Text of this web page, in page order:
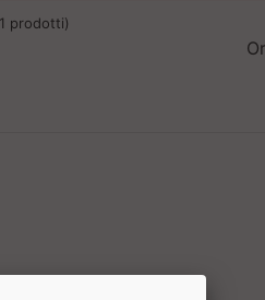
prodotti)